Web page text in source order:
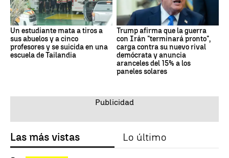
Un estudiante mata a tiros a
sus abuelos y a cinco
profesores y se suicida en una
escuela de Tailandia
Trump afirma que la guerra
con Irán "terminará pronto",
carga contra su nuevo rival
demócrata y anuncia
aranceles del 15% a los
paneles solares
Las más vistas Lo último